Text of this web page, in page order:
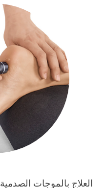
العلاج بالموجات الصدمية